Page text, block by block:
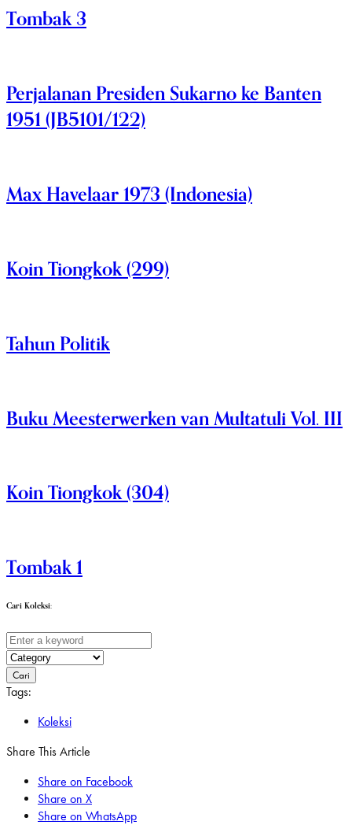
Tombak 3
Perjalanan Presiden Sukarno ke Banten
1951 (JB5101/122)
Max Havelaar 1973 (Indonesia)
Koin Tiongkok (299)
Tahun Politik
Buku Meesterwerken van Multatuli Vol. III
Koin Tiongkok (304)
Tombak 1
Cari Koleksi:
Cari
Tags:
Koleksi
Share This Article
Share on Facebook
Share on X
Share on WhatsApp